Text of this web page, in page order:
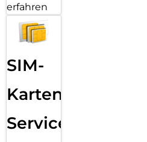
erfahren
SIM-
Karten
Service: